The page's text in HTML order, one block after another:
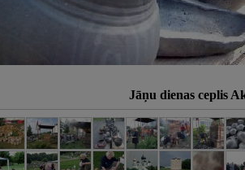
Jāņu dienas ceplis